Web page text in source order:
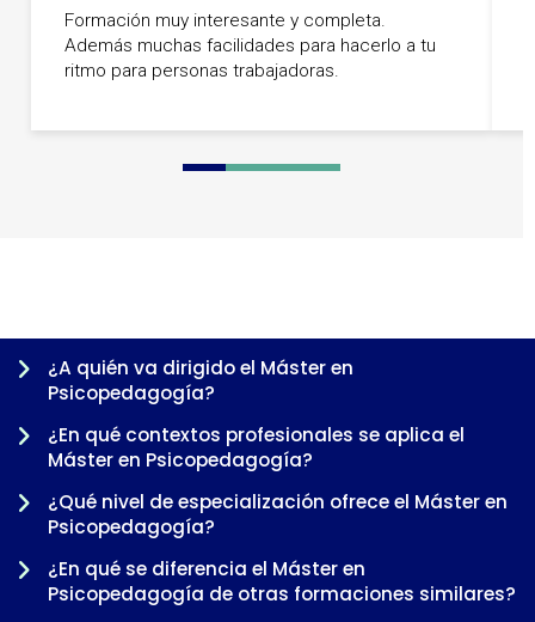
Formación muy interesante y completa.
Además muchas facilidades para hacerlo a tu
ritmo para personas trabajadoras.
0 1 2 3 4 5 6 7 8
¿A quién va dirigido el Máster en
Psicopedagogía?
¿En qué contextos profesionales se aplica el
Máster en Psicopedagogía?
¿Qué nivel de especialización ofrece el Máster en
Psicopedagogía?
¿En qué se diferencia el Máster en
Psicopedagogía de otras formaciones similares?